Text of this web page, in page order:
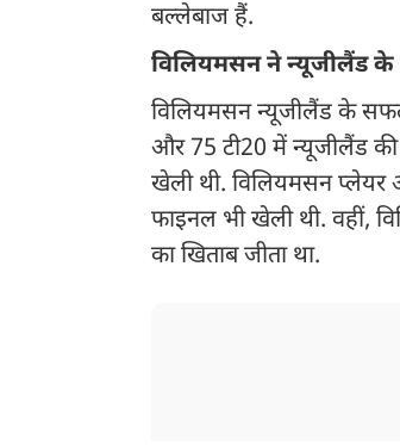
बल्लेबाज हैं.
विलियमसन ने न्यूजीलैंड के
विलियमसन न्यूजीलैंड के
और 75 टी20 में न्यूजीलैंड की
खेली थी. विलियमसन प्लेयर
फाइनल भी खेली थी. वहीं,
का खिताब जीता था.